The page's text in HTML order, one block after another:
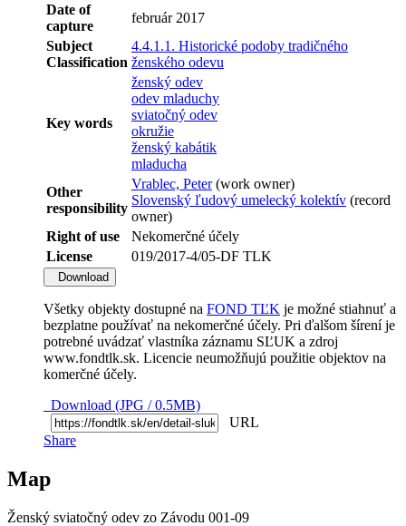
Date of
capture
február 2017
Subject
Classification
4.4.1.1. Historické podoby tradičného
ženského odevu
Key words
ženský odev
odev mladuchy
sviatočný odev
okružie
ženský kabátik
mladucha
Other
responsibility
Vrablec, Peter(work owner)
Slovenský ľudový umelecký kolektív (record
owner)
Right of use
Nekomerčné účely
License
019/2017-4/05-DF TLK
Download
Všetky objekty dostupné na FOND TĽK je možné stiahnuť a
bezplatne používať na nekomerčné účely. Pri ďalšom šírení je
potrebné uvádzať vlastníka záznamu SĽUK a zdroj
www.fondtlk.sk. Licencie neumožňujú použitie objektov na
komerčné účely.
Download (JPG / 0.5MB)
URL
Share
Map
Ženský sviatočný odev zo Závodu 001-09